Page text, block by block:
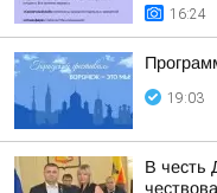
16:24
19:03
В честь